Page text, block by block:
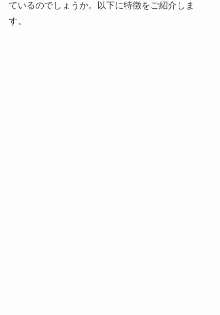
ているのでしょうか。以下に特徴をご紹介しま
す。